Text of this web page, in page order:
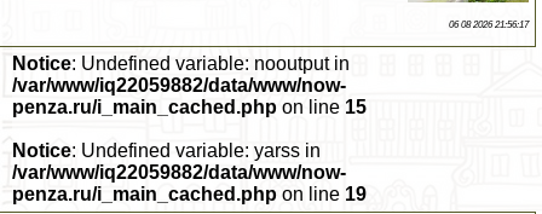
06 08 2026 21:56:17
Notice: Undefined variable: nooutput in
/var/www/iq22059882/data/www/now-
penza.ru/i_main_cached.php on line 15
Notice: Undefined variable: yarss in
/var/www/iq22059882/data/www/now-
penza.ru/i_main_cached.php on line 19